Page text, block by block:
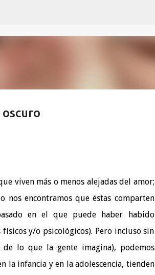
viven más o menos alejadas del amor;
encontramos que éstas comparten
en el que puede haber habido
y/o psicológicos). Pero incluso sin
lo que la gente imagina), podemos
la infancia y en la adolescencia, tienden